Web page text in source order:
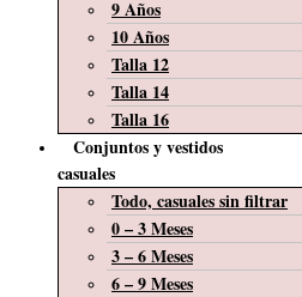
9 Años
10 Años
Talla 12
Talla 14
Talla 16
Conjuntos y vestidos
casuales
Todo, casuales sin filtrar
0 – 3 Meses
3 – 6 Meses
6 – 9 Meses